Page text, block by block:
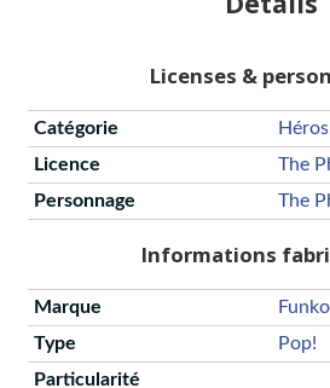
Licenses &
Catégorie
Héros
Licence
The
Personnage
The
Informations
Marque
Funko
Type
Pop!
Particularité